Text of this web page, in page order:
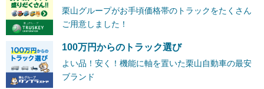
栗山グループがお手頃価格帯のトラックをたくさん
ご用意しました！
100万円からのトラック選び
よい品！安く！機能に軸を置いた栗山自動車の最安
ブランド